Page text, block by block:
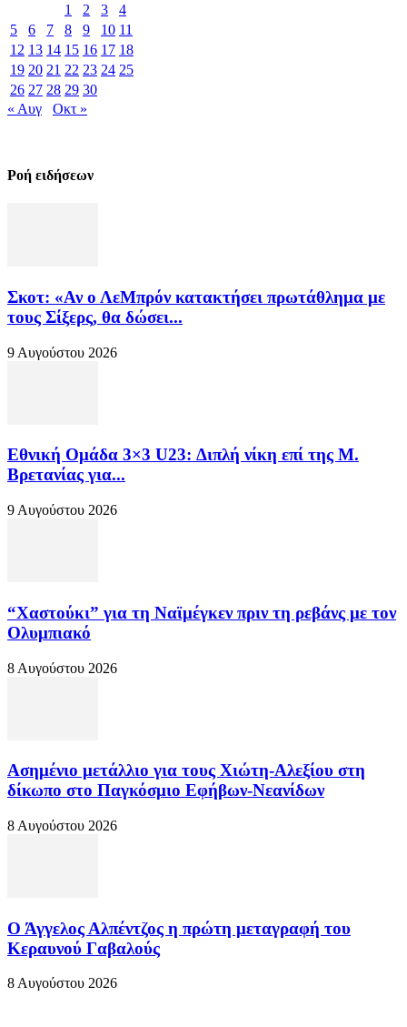
1
2 3
4
5
6 7 8 9 10 11
12 13 14 15 16 17 18
19 20 21 22 23 24 25
26 27 28 29 30
« Αυγ
Οκτ »
Ροή ειδήσεων
Σκοτ: «Αν ο ΛεΜπρόν κατακτήσει πρωτάθλημα με
τους Σίξερς, θα δώσει...
9 Αυγούστου 2026
Εθνική Ομάδα 3×3 U23: Διπλή νίκη επί της Μ.
Βρετανίας για...
9 Αυγούστου 2026
“Χαστούκι” για τη Ναϊμέγκεν πριν τη ρεβάνς με τον
Ολυμπιακό
8 Αυγούστου 2026
Ασημένιο μετάλλιο για τους Χιώτη-Αλεξίου στη
δίκωπο στο Παγκόσμιο Εφήβων-Νεανίδων
8 Αυγούστου 2026
Ο Άγγελος Αλπέντζος η πρώτη μεταγραφή του
Κεραυνού Γαβαλούς
8 Αυγούστου 2026